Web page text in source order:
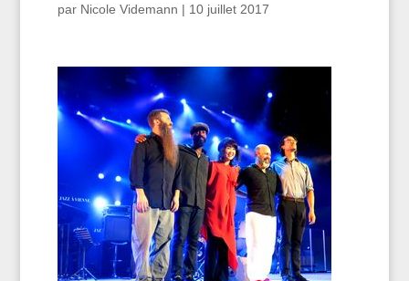
par Nicole Videmann | 10 juillet 2017